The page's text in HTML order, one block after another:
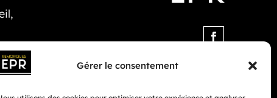
Gérer le consentement